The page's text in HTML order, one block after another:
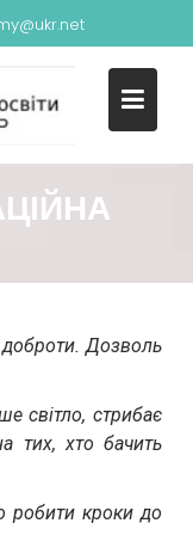
Дозволь
світло, стрибає
тих, хто бачить
робити кроки до